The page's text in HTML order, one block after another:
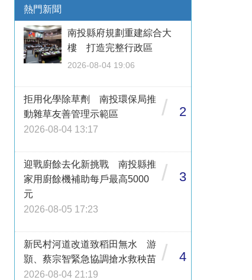
熱門新聞
南投縣府規劃重建綜合大
樓 打造完整行政區
2026-08-04 19:06
拒用化學除草劑 南投環保局推
動雜草友善管理示範區
2026-08-04 13:17
/ 2
迎戰廚餘去化新挑戰 南投縣推
家用廚餘機補助每戶最高5000
元
2026-08-05 17:23
/ 3
新民村河道改道致稻田無水 游
顥、蔡宗智緊急協調搶水救秧苗
2026-08-04 21:19
/ 4